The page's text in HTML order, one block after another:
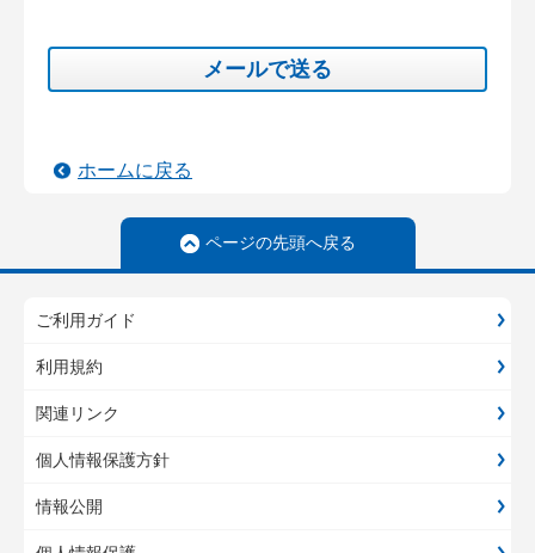
メールで送る
ホームに戻る
ページの先頭へ戻る
ご利用ガイド
利用規約
関連リンク
個人情報保護方針
情報公開